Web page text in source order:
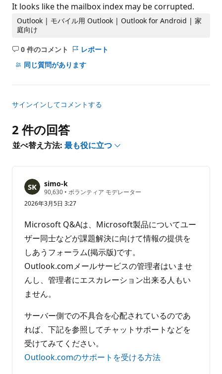
It looks like the mailbox index may be corrupted.
Outlook | モバイル用 Outlook | Outlook for Android | 家
庭向け
0 件のコメント
コ
メ
ト
あ
ま
せ
ん
レポート
同じ質問があります
サインインしてコメントする
2 件の回答
並べ替え方法: 最も役に立つ
simo-k
90,630 評
の
イ
ン
ト
• ボランティア モデレーター
2026年3月5日 3:27
Microsoft Q&Aは、Microsoft製品についてユー
ザー同士などが課題解決に向けて情報の提供を
しあうフォーラム(掲示版)です。
Outlook.comメールサービスの管理者はいませ
んし、管理者にエスカレーション出来る人もい
ません。
サーバー側での不具合を心配されているのであ
れば、下記を参照してチャットサポートなどを
受けてみてください。
Outlook.comのサポートを受ける方法